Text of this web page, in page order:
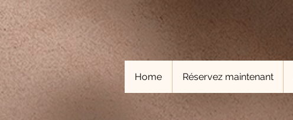
Home Réservez maintenant